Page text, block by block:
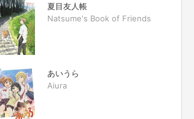
夏目友人帳
Natsume's Book of Friends
あいうら
Aiura